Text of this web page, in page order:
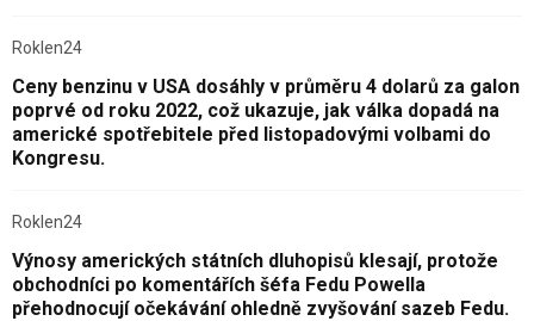
Roklen24
Ceny benzinu v USA dosáhly v průměru 4 dolarů za galon
poprvé od roku 2022, což ukazuje, jak válka dopadá na
americké spotřebitele před listopadovými volbami do
Kongresu.
Roklen24
Výnosy amerických státních dluhopisů klesají, protože
obchodníci po komentářích šéfa Fedu Powella
přehodnocují očekávání ohledně zvyšování sazeb Fedu.